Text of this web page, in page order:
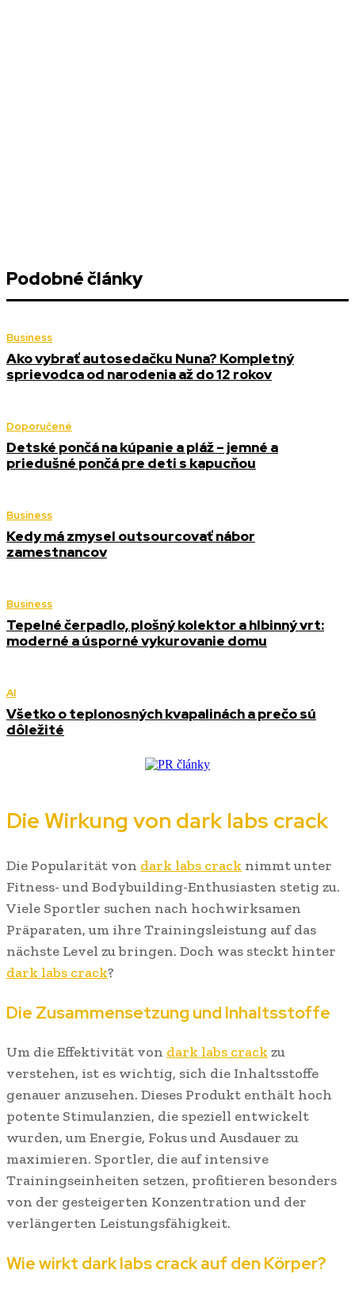
Podobné články
Business
Ako vybrať autosedačku Nuna? Kompletný
sprievodca od narodenia až do 12 rokov
Doporučené
Detské pončá na kúpanie a pláž – jemné a
priedušné pončá pre deti s kapucňou
Business
Kedy má zmysel outsourcovať nábor
zamestnancov
Business
Tepelné čerpadlo, plošný kolektor a hlbinný vrt:
moderné a úsporné vykurovanie domu
AI
Všetko o teplonosných kvapalinách a prečo sú
dôležité
Die Wirkung von dark labs crack
Die Popularität von dark labs crack nimmt unter
Fitness- und Bodybuilding-Enthusiasten stetig zu.
Viele Sportler suchen nach hochwirksamen
Präparaten, um ihre Trainingsleistung auf das
nächste Level zu bringen. Doch was steckt hinter
dark labs crack?
Die Zusammensetzung und Inhaltsstoffe
Um die Effektivität von dark labs crack zu
verstehen, ist es wichtig, sich die Inhaltsstoffe
genauer anzusehen. Dieses Produkt enthält hoch
potente Stimulanzien, die speziell entwickelt
wurden, um Energie, Fokus und Ausdauer zu
maximieren. Sportler, die auf intensive
Trainingseinheiten setzen, profitieren besonders
von der gesteigerten Konzentration und der
verlängerten Leistungsfähigkeit.
Wie wirkt dark labs crack auf den Körper?